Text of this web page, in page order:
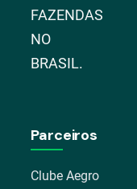
FAZENDAS
NO
BRASIL.
Parceiros
Clube Aegro